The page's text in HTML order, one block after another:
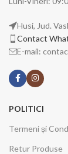
Husi, Jud.
Contact
E-mail:
POLITICI
Termeni și
Retur Produse